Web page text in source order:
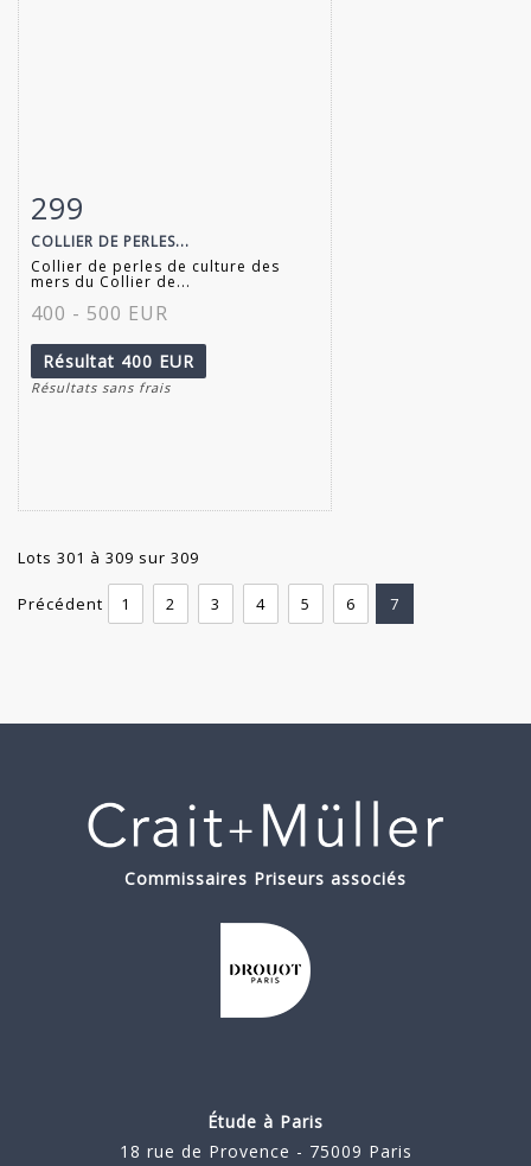
Fiche détaillée
299
COLLIER DE PERLES...
Collier de perles de culture des
mers du Collier de...
400 - 500 EUR
Résultat 400 EUR
Résultats sans frais
Lots 301 à 309 sur 309
Précédent 1 2 3 4 5 6 7
Commissaires Priseurs associés
Étude à Paris
18 rue de Provence - 75009 Paris